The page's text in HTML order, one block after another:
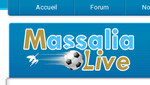
Accueil Forum